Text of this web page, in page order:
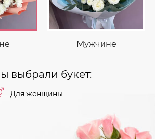
Мужчине
выбрали букет:
Для женщины